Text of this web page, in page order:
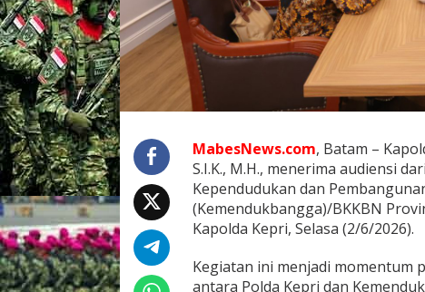
B
A
N
G
/
K
K
B
N
,
P
K
MabesNews.com, Batam –
S.I.K., M.H., menerima audiensi
Kependudukan dan
(Kemendukbangga)/BKKBN
Kapolda Kepri, Selasa (2/6/2026).
Kegiatan ini menjadi momentum
antara Polda Kepri dan